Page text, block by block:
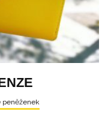
peněženek